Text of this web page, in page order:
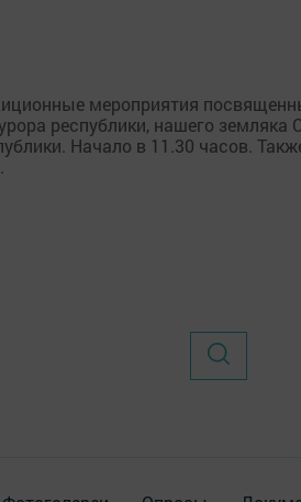
мероприятия
республики, нашего
Начало в 11.30 часов.